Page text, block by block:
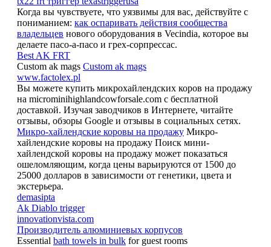
Когда вы чувствуете, что уязвимы для вас, действуйте с
пониманием: как оспаривать действия сообщества
владельцев нового оборудования в Vecindia, которое вы
делаете пасо-а-пасо и грех-сорпрессас.
Best AK FRT
Custom ak mags Custom ak mags
www.factolex.pl
Вы можете купить микрохайлендских коров на продажу
на microminihighlandcowforsale.com с бесплатной
доставкой. Изучая заводчиков в Интернете, читайте
отзывы, обзоры Google и отзывы в социальных сетях.
Микро-хайлендские коровы на продажу Микро-
хайлендские коровы на продажу Поиск мини-
хайлендской коровы на продажу может показаться
ошеломляющим, когда цены варьируются от 1500 до
25000 долларов в зависимости от генетики, цвета и
экстерьера.
demasipta
Ak Diablo trigger
innovationvista.com
Производитель алюминиевых корпусов
Essential bath towels in bulk for guest rooms